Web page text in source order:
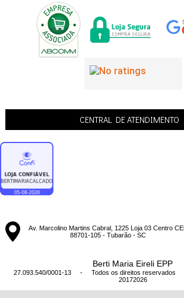
CENTRAL DE ATENDIMENTO
Av. Marcolino Martins Cabral, 1225 Loja 03 Centro
88701-105 - Tubarão - SC
Berti Maria Eireli EPP
27.093.540/0001-13 - Todos os direitos reservados
20172026